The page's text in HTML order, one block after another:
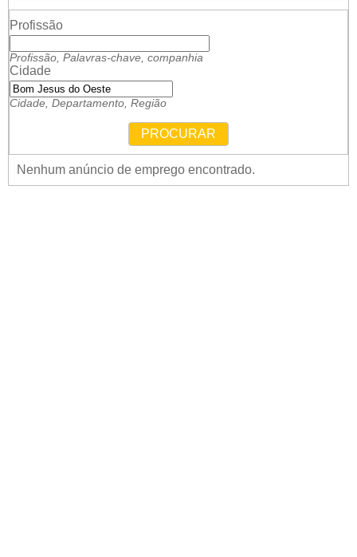
Profissão
Profissão, Palavras-chave, companhia
Cidade
Cidade, Departamento, Região
PROCURAR
Nenhum anúncio de emprego encontrado.